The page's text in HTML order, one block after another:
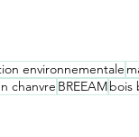
environnementale
chanvre BREEAMbois